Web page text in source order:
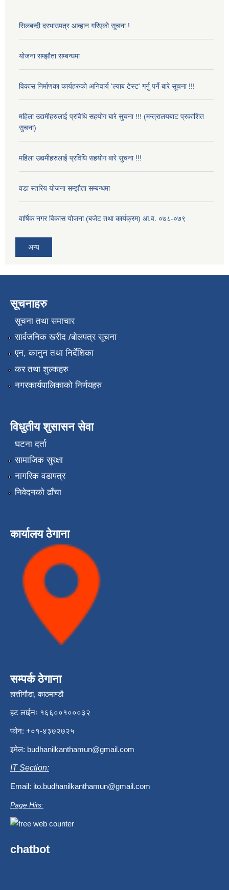
सिलबन्दी दरभाउपत्र आव्हान गरिएको सूचना !
योजना सम्झौता सम्बन्धमा
विकास निर्माणका कार्यहरुको अनिवार्य 'ल्याब टेस्ट' गर्नु पर्ने बारे सूचना !!!
महिला उद्यमीहरुलाई प्रविधि सहयोग बारे सुचना !!! (मन्त्रालयबाट प्रकाशित
सुचना)
महिला उद्यमीहरुलाई प्रविधि सहयोग बारे सुचना !!!
वडा स्तरिय योजना सम्झौता सम्बन्धमा
वार्षिक नगर विकास योजना (बजेट तथा कार्यक्रम) आ.व. ०७८-०७९
अन्य
सूचनाहरु
सूचना तथा समाचार
सार्वजनिक खरीद /बोलपत्र सूचना
एन, कानुन तथा निर्देशिका
कर तथा शुल्कहरु
नगरकार्यपालिकाको निर्णयहरु
विधुतीय शुसासन सेवा
घटना दर्ता
सामाजिक सुरक्षा
नागरिक वडापत्र
निवेदनको ढाँचा
कार्यालय ठेगाना
सम्पर्क ठेगाना
हात्तीगौडा, काठमाण्डौ
हट लाईनः १६६००१०००३२
फोन: +०१-४३७२७२५
इमेल: budhanilkanthamun@gmail.com
IT Section:
Email: ito.budhanilkanthamun@gmail.com
Page Hits:
chatbot